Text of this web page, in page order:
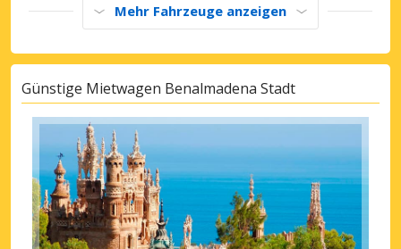
Mehr Fahrzeuge anzeigen
Günstige Mietwagen Benalmadena Stadt